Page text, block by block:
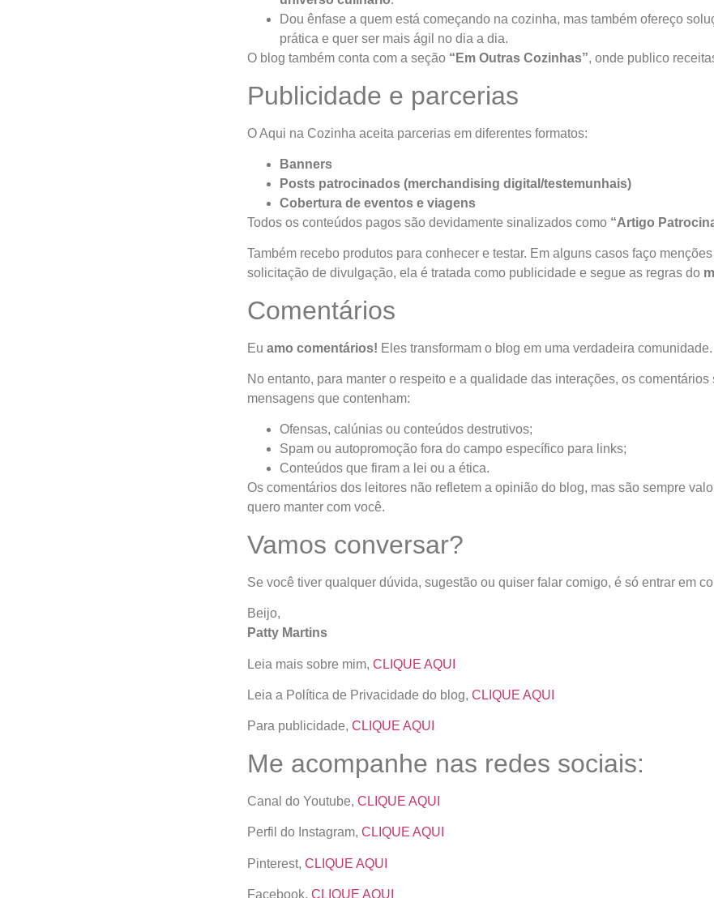
Dou ênfase a quem está começando na cozinha, mas também ofereço
prática e quer ser mais ágil no dia a dia.
O blog também conta com a seção “Em Outras Cozinhas”, onde publico
Publicidade e parcerias
O Aqui na Cozinha aceita parcerias em diferentes formatos:
Banners
Posts patrocinados (merchandising digital/testemunhais)
Cobertura de eventos e viagens
Todos os conteúdos pagos são devidamente sinalizados como “Artigo
Também recebo produtos para conhecer e testar. Em alguns casos faço
solicitação de divulgação, ela é tratada como publicidade e segue as regras do
Comentários
Eu amo comentários! Eles transformam o blog em uma verdadeira comunidade.
No entanto, para manter o respeito e a qualidade das interações, os
mensagens que contenham:
Ofensas, calúnias ou conteúdos destrutivos;
Spam ou autopromoção fora do campo específico para links;
Conteúdos que firam a lei ou a ética.
Os comentários dos leitores não refletem a opinião do blog, mas são sempre
quero manter com você.
Vamos conversar?
Se você tiver qualquer dúvida, sugestão ou quiser falar comigo, é só entrar em
Beijo,
Patty Martins
Leia mais sobre mim, CLIQUE AQUI
Leia a Política de Privacidade do blog, CLIQUE AQUI
Para publicidade, CLIQUE AQUI
Me acompanhe nas redes sociais:
Canal do Youtube, CLIQUE AQUI
Perfil do Instagram, CLIQUE AQUI
Pinterest, CLIQUE AQUI
Facebook, CLIQUE AQUI